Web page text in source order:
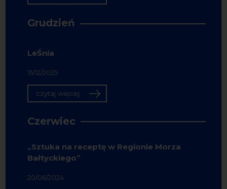
Grudzień
LeŚnia
15/12/2025
czytaj więcej
Czerwiec
„Sztuka na receptę w Regionie Morza
Bałtyckiego”
20/06/2024